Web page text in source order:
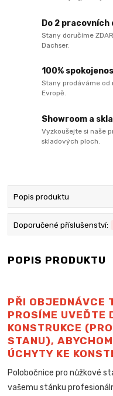
Do 2 pracovních
Stany doručíme
Dachser.
100%
Stany prodáváme od
Evropě.
Showroom a
Vyzkoušejte si naše
skladových ploch.
Popis produktu
Doporučené příslušenství:
POPIS PRODUKTU
PŘI OBJEDNÁVCE
PROSÍME UVEĎTE
KONSTRUKCE
STANU),
ÚCHYTY KE
Polobočnice pro nůžkové
vašemu stánku